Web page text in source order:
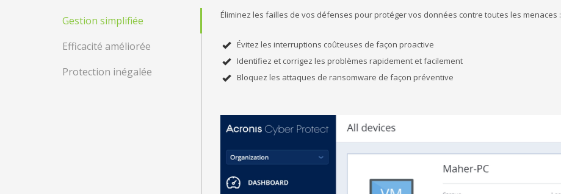
Gestion simplifiée
Efficacité améliorée
Protection inégalée
Éliminez les failles de vos défenses pour protéger vos données contre toutes les menaces :
Évitez les interruptions coûteuses de façon proactive
Identifiez et corrigez les problèmes rapidement et facilement
Bloquez les attaques de ransomware de façon préventive